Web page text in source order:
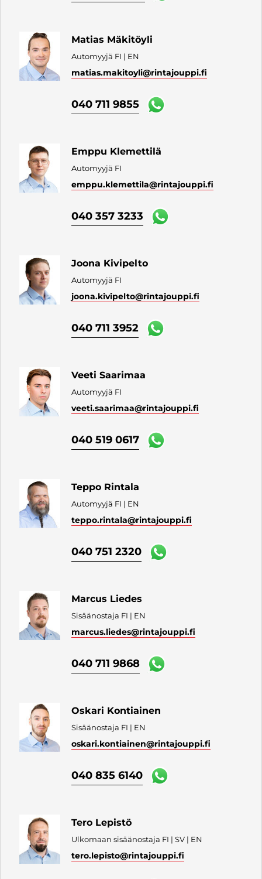
Matias Mäkitöyli
Automyyjä FI | EN
matias.makitoyli@rintajouppi.fi
040 711 9855
Emppu Klemettilä
Automyyjä FI
emppu.klemettila@rintajouppi.fi
040 357 3233
Joona Kivipelto
Automyyjä FI
joona.kivipelto@rintajouppi.fi
040 711 3952
Veeti Saarimaa
Automyyjä FI
veeti.saarimaa@rintajouppi.fi
040 519 0617
Teppo Rintala
Automyyjä FI | EN
teppo.rintala@rintajouppi.fi
040 751 2320
Marcus Liedes
Sisäänostaja FI | EN
marcus.liedes@rintajouppi.fi
040 711 9868
Oskari Kontiainen
Sisäänostaja FI | EN
oskari.kontiainen@rintajouppi.fi
040 835 6140
Tero Lepistö
Ulkomaan sisäänostaja FI | SV | EN
tero.lepisto@rintajouppi.fi